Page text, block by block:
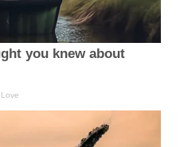
you knew about
Love